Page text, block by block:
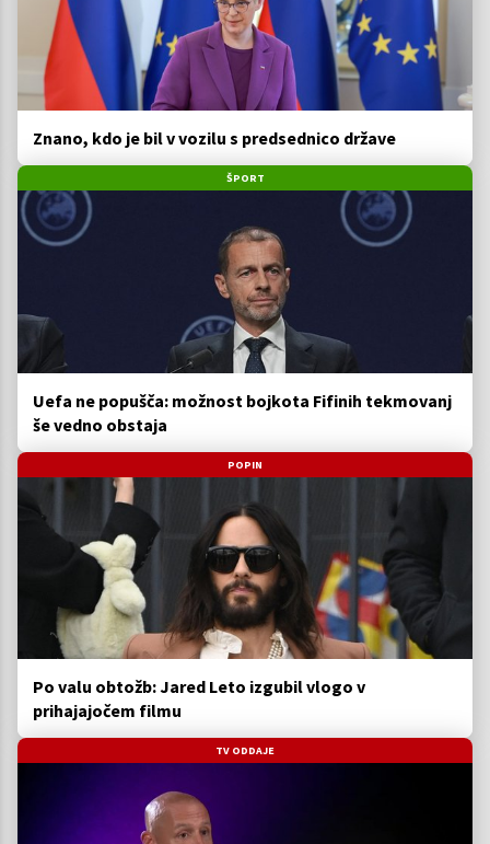
Znano, kdo je bil v vozilu s predsednico države
ŠPORT
Uefa ne popušča: možnost bojkota Fifinih tekmovanj
še vedno obstaja
POPIN
Po valu obtožb: Jared Leto izgubil vlogo v
prihajajočem filmu
TV ODDAJE